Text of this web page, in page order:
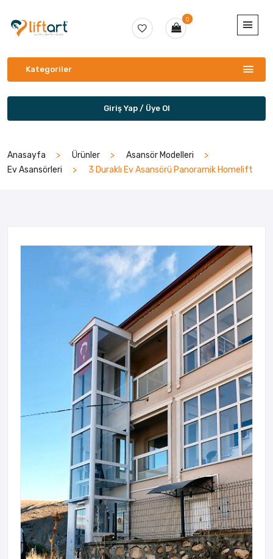
0
Kategoriler
Giriş Yap / Üye Ol
Anasayfa Ürünler
Asansör Modelleri
Ev Asansörleri
3 Duraklı Ev Asansörü Panoramik Homelift